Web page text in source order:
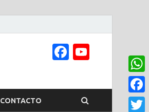
Facebook
Channel
CONTACTO